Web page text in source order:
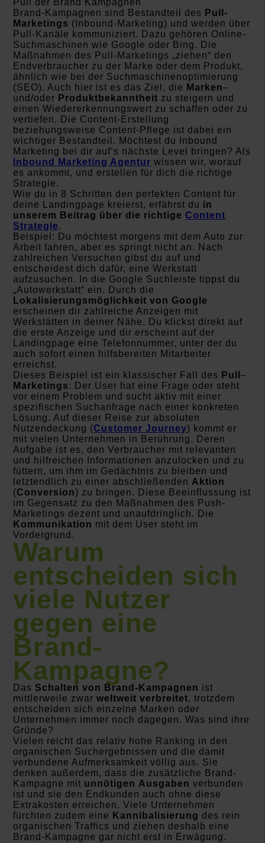
Brand-Kampagnen sind Bestandteil des Pull-
Marketings (Inbound-Marketing) und werden über
Pull-Kanäle kommuniziert. Dazu gehören Online-
Suchmaschinen wie Google oder Bing. Die
Maßnahmen des Pull-Marketings „ziehen“ den
Endverbraucher zu der Marke oder dem Produkt,
ähnlich wie bei der Suchmaschinenoptimierung
(SEO). Auch hier ist es das Ziel, die Marken–
und/oder Produktbekanntheit zu steigern und
einen Wiedererkennungswert zu schaffen oder zu
vertiefen. Die Content-Erstellung
beziehungsweise Content-Pflege ist dabei ein
wichtiger Bestandteil. Möchtest du Inbound
Marketing bei dir auf’s nächste Level bringen? Als
Inbound Marketing Agentur wissen wir, worauf
es ankommt, und erstellen für dich die richtige
Strategie.
Wie du in 8 Schritten den perfekten Content für
deine Landingpage kreierst, erfährst du in
unserem Beitrag über die richtige Content
Strategie.
Beispiel: Du möchtest morgens mit dem Auto zur
Arbeit fahren, aber es springt nicht an. Nach
zahlreichen Versuchen gibst du auf und
entscheidest dich dafür, eine Werkstatt
aufzusuchen. In die Google Suchleiste tippst du
„Autowerkstatt“ ein. Durch die
Lokalisierungsmöglichkeit von Google
erscheinen dir zahlreiche Anzeigen mit
Werkstätten in deiner Nähe. Du klickst direkt auf
die erste Anzeige und dir erscheint auf der
Landingpage eine Telefonnummer, unter der du
auch sofort einen hilfsbereiten Mitarbeiter
erreichst.
Dieses Beispiel ist ein klassischer Fall des Pull–
Marketings: Der User hat eine Frage oder steht
vor einem Problem und sucht aktiv mit einer
spezifischen Suchanfrage nach einer konkreten
Lösung. Auf dieser Reise zur absoluten
Nutzendeckung (Customer Journey) kommt er
mit vielen Unternehmen in Berührung. Deren
Aufgabe ist es, den Verbraucher mit relevanten
und hilfreichen Informationen anzulocken und zu
füttern, um ihm im Gedächtnis zu bleiben und
letztendlich zu einer abschließenden Aktion
(Conversion) zu bringen. Diese Beeinflussung ist
im Gegensatz zu den Maßnahmen des Push-
Marketings dezent und unaufdringlich. Die
Kommunikation mit dem User steht im
Vordergrund.
Warum
entscheiden sich
viele Nutzer
gegen eine
Brand-
Kampagne?
Das Schalten von Brand-Kampagnen ist
mittlerweile zwarweltweit verbreitet, trotzdem
entscheiden sich einzelne Marken oder
Unternehmen immer noch dagegen. Was sind ihre
Gründe?
Vielen reicht das relativ hohe Ranking in den
organischen Suchergebnissen und die damit
verbundene Aufmerksamkeit völlig aus. Sie
denken außerdem, dass die zusätzliche Brand-
Kampagne mit unnötigen Ausgaben verbunden
ist und sie den Endkunden auch ohne diese
Extrakosten erreichen. Viele Unternehmen
fürchten zudem eine Kannibalisierung des rein
organischen Traffics und ziehen deshalb eine
Brand-Kampagne gar nicht erst in Erwägung.